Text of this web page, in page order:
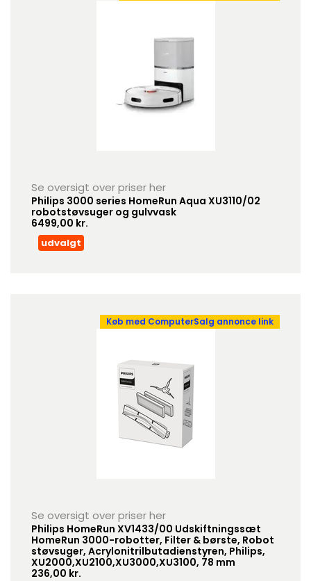
Se oversigt over priser her
Philips 3000 series HomeRun Aqua XU3110/02
robotstøvsuger og gulvvask
6499,00 kr.
udvalgt
Køb med ComputerSalg annonce link
Se oversigt over priser her
Philips HomeRun XV1433/00 Udskiftningssæt
HomeRun 3000-robotter, Filter & børste, Robot
støvsuger, Acrylonitrilbutadienstyren, Philips,
XU2000,XU2100,XU3000,XU3100, 78 mm
236,00 kr.